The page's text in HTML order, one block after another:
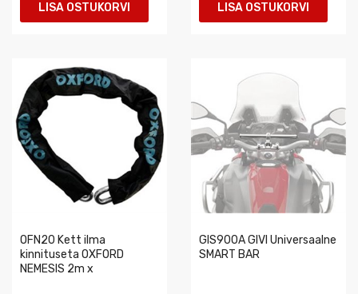
LISA OSTUKORVI LISA OSTUKORVI
OFN20 Kett ilma
kinnituseta OXFORD
NEMESIS 2m x
GIS900A GIVI Universaalne
SMART BAR